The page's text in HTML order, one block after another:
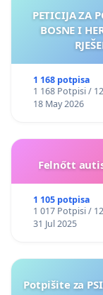
PETICIJA ZA
BOSNE I
1 168 potpisa
1 168 Potpisi /
18 May 2026
Felnőtt
1 105 potpisa
1 017 Potpisi /
31 Jul 2025
Potpišite za